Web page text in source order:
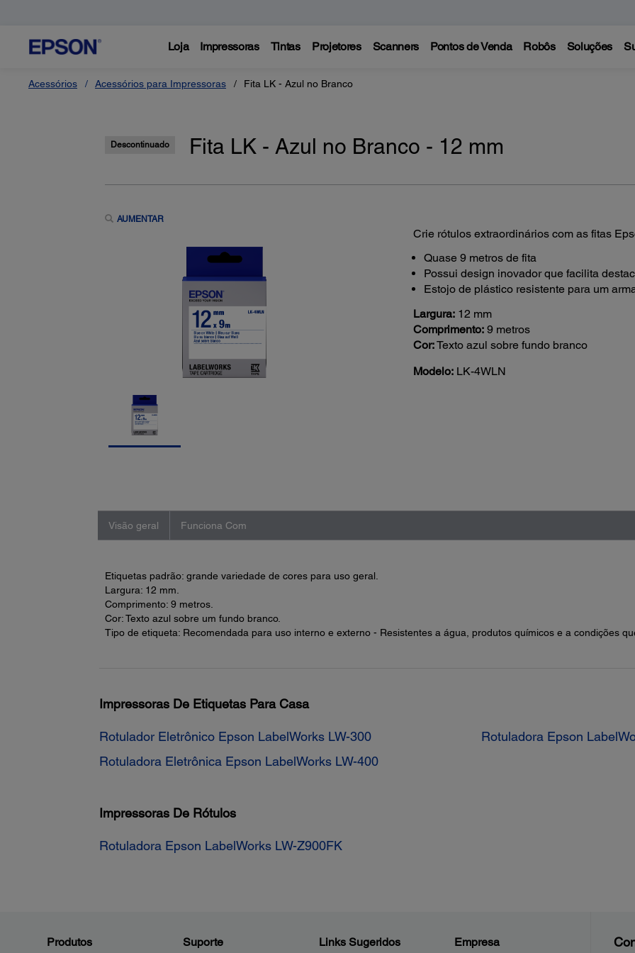
Loja Impressoras Tintas Projetores Scanners Pontos de Venda Robôs Soluções
Acessórios Acessórios para Impressoras Fita LK - Azul no Branco
Descontinuado Fita LK - Azul no Branco - 12 mm
AUMENTAR
Crie rótulos extraordinários com as fitas
Quase 9 metros de fita
Possui design inovador que facilita
Estojo de plástico resistente para um
Largura:12 mm
Comprimento:9 metros
Cor:Texto azul sobre fundo branco
Modelo: LK-4WLN
Visão geral Funciona Com
Etiquetas padrão: grande variedade de cores para uso geral.
Largura: 12 mm.
Comprimento: 9 metros.
Cor: Texto azul sobre um fundo branco.
Tipo de etiqueta: Recomendada para uso interno e externo - Resistentes a água, produtos químicos e a condições
Impressoras De Etiquetas Para Casa
Rotulador Eletrônico Epson LabelWorks LW-300
Rotuladora Eletrônica Epson LabelWorks LW-400
Rotuladora Epson
Impressoras De Rótulos
Rotuladora Epson LabelWorks LW-Z900FK
Produtos Suporte Links Sugeridos Empresa